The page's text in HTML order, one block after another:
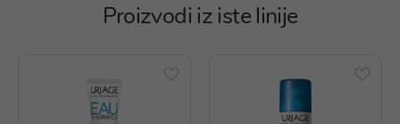
Proizvodi iz iste linije